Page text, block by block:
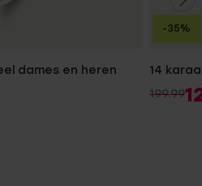
dames en heren
14
199.99
-35%